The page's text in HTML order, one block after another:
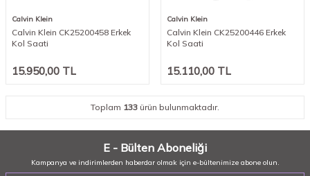
Calvin Klein
Calvin Klein CK25200458 Erkek
Kol Saati
15.950,00 TL
Calvin Klein
Calvin Klein CK25200446 Erkek
Kol Saati
15.110,00 TL
Toplam 133 ürün bulunmaktadır.
E - Bülten Aboneliği
Kampanya ve indirimlerden haberdar olmak için e-bültenimize abone olun.